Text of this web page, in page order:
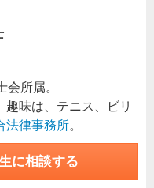
所属。
味は、テニス、ビリ
法律事務所。
に相談する